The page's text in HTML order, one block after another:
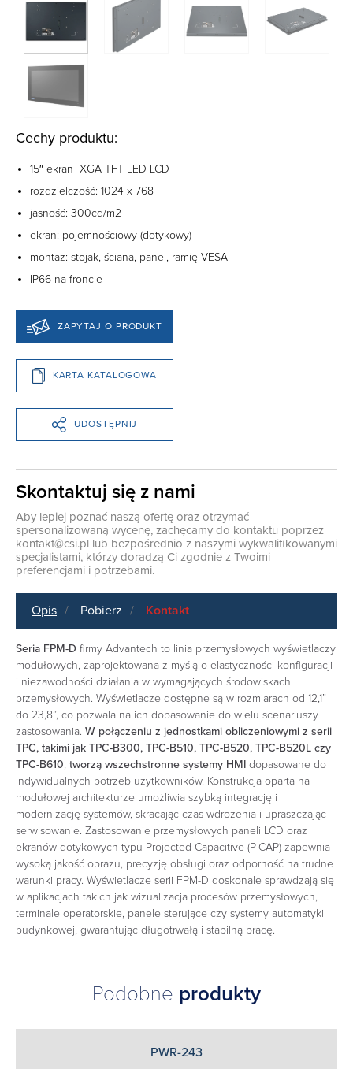
Cechy produktu:
15″ ekran XGA TFT LED LCD
rozdzielczość: 1024 x 768
jasność: 300cd/m2
ekran: pojemnościowy (dotykowy)
montaż: stojak, ściana, panel, ramię VESA
IP66 na froncie
ZAPYTAJ O PRODUKT
KARTA KATALOGOWA
UDOSTĘPNIJ
Skontaktuj się z nami
Aby lepiej poznać naszą ofertę oraz otrzymać
spersonalizowaną wycenę, zachęcamy do kontaktu poprzez
kontakt@csi.pl lub bezpośrednio z naszymi wykwalifikowanymi
specjalistami, którzy doradzą Ci zgodnie z Twoimi
preferencjami i potrzebami.
Opis Pobierz Kontakt
Seria FPM-D firmy Advantech to linia przemysłowych wyświetlaczy
modułowych, zaprojektowana z myślą o elastyczności konfiguracji
i niezawodności działania w wymagających środowiskach
przemysłowych. Wyświetlacze dostępne są w rozmiarach od 12,1”
do 23,8”, co pozwala na ich dopasowanie do wielu scenariuszy
zastosowania. W połączeniu z jednostkami obliczeniowymi z serii
TPC, takimi jak TPC-B300, TPC-B510, TPC-B520, TPC-B520L czy
TPC-B610, tworzą wszechstronne systemy HMI dopasowane do
indywidualnych potrzeb użytkowników. Konstrukcja oparta na
modułowej architekturze umożliwia szybką integrację i
modernizację systemów, skracając czas wdrożenia i upraszczając
serwisowanie. Zastosowanie przemysłowych paneli LCD oraz
ekranów dotykowych typu Projected Capacitive (P-CAP) zapewnia
wysoką jakość obrazu, precyzję obsługi oraz odporność na trudne
warunki pracy. Wyświetlacze serii FPM-D doskonale sprawdzają się
w aplikacjach takich jak wizualizacja procesów przemysłowych,
terminale operatorskie, panele sterujące czy systemy automatyki
budynkowej, gwarantując długotrwałą i stabilną pracę.
Podobne produkty
PWR-243